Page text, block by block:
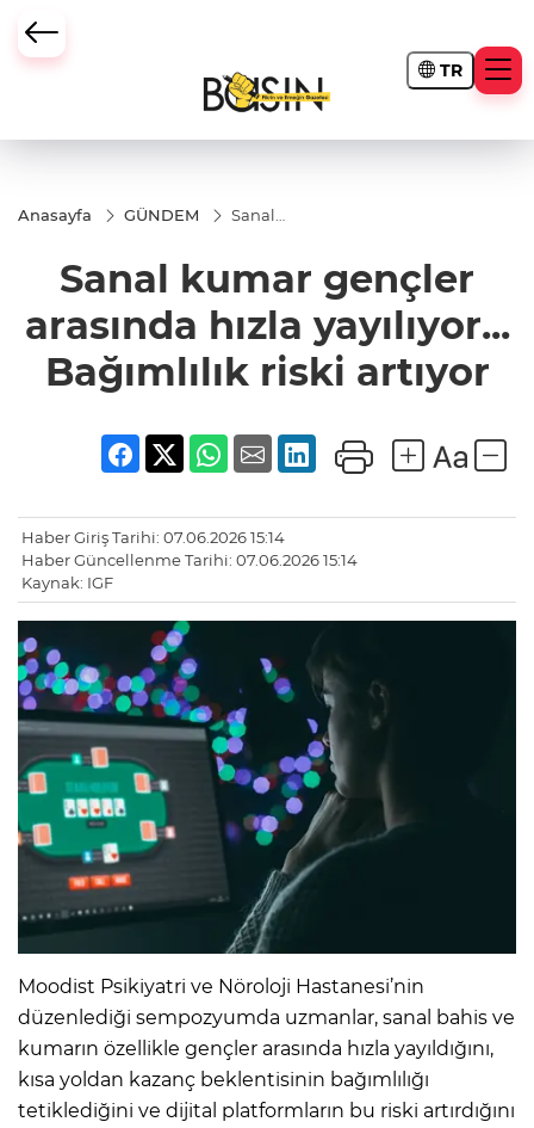
TR
Anasayfa GÜNDEM
Sanal
arasında
hızla
yayılıyor...
Bağımlılık
artıyor
Sanal kumar gençler
arasında hızla yayılıyor...
Bağımlılık riski artıyor
Haber Giriş Tarihi: 07.06.2026 15:14
Haber Güncellenme Tarihi: 07.06.2026 15:14
Kaynak: IGF
Moodist Psikiyatri ve Nöroloji Hastanesi’nin
düzenlediği sempozyumda uzmanlar, sanal bahis ve
kumarın özellikle gençler arasında hızla yayıldığını,
kısa yoldan kazanç beklentisinin bağımlılığı
tetiklediğini ve dijital platformların bu riski artırdığını